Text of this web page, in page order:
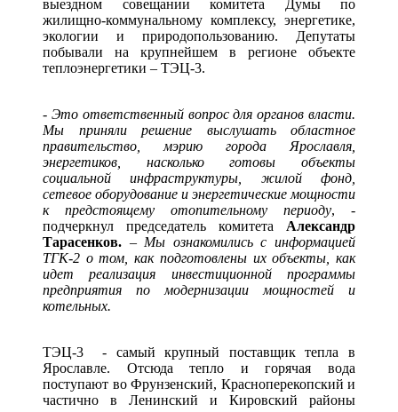
выездном совещании комитета Думы по
жилищно-коммунальному комплексу, энергетике,
экологии и природопользованию. Депутаты
побывали на крупнейшем в регионе объекте
теплоэнергетики – ТЭЦ-3.
- Это ответственный вопрос для органов власти.
Мы приняли решение выслушать областное
правительство, мэрию города Ярославля,
энергетиков, насколько готовы объекты
социальной инфраструктуры, жилой фонд,
сетевое оборудование и энергетические мощности
к предстоящему отопительному периоду, -
подчеркнул председатель комитета Александр
Тарасенков. – Мы ознакомились с информацией
ТГК-2 о том, как подготовлены их объекты, как
идет реализация инвестиционной программы
предприятия по модернизации мощностей и
котельных.
ТЭЦ-3 - самый крупный поставщик тепла в
Ярославле. Отсюда тепло и горячая вода
поступают во Фрунзенский, Красноперекопский и
частично в Ленинский и Кировский районы